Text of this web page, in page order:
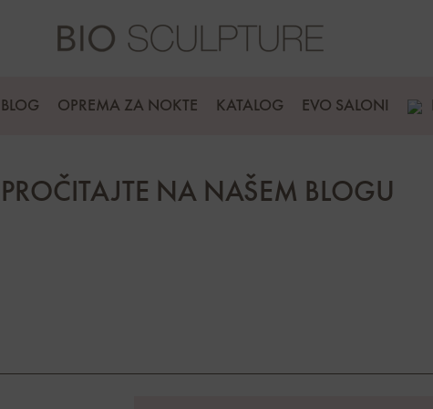
BLOG OPREMA ZA NOKTE KATALOG EVO SALONI
PROČITAJTE NA NAŠEM BLOGU